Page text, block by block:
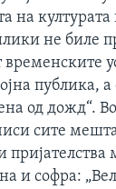
на културата
не биле
публика, а
од дожд“.
сите
и софра: